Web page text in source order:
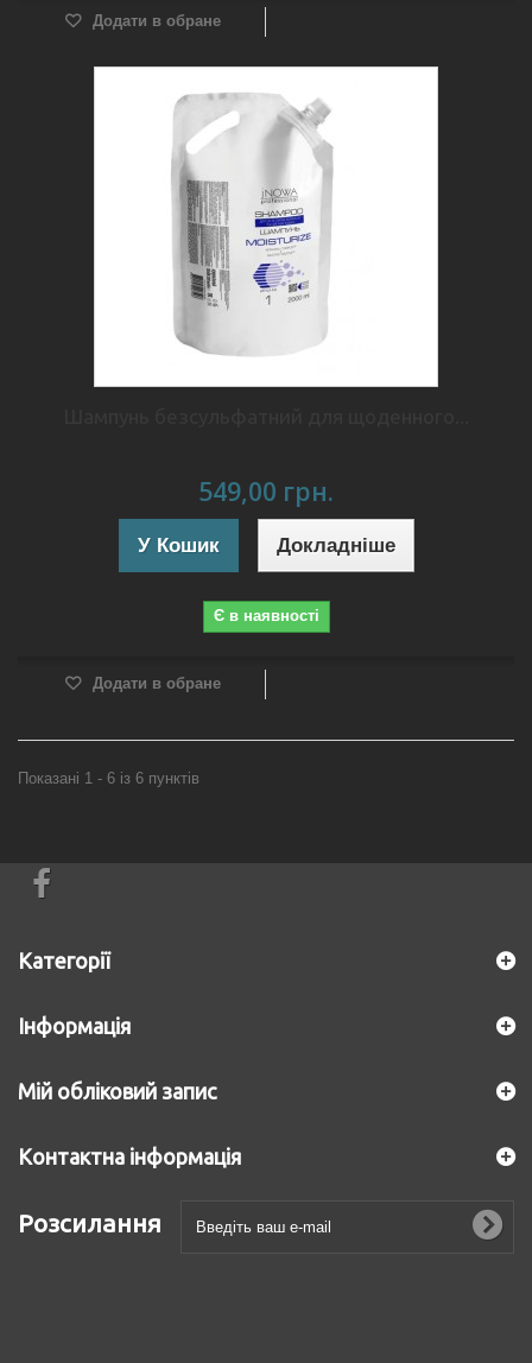
Додати в обране
549,00 грн.
У Кошик Докладніше
Є в наявності
Додати в обране
Показані 1 - 6 із 6 пунктів
Категорії
Інформація
Мій обліковий запис
Контактна інформація
Розсилання